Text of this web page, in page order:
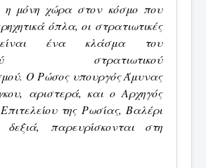
η μόνη χώρα στον κόσμο που
όπλα, οι στρατιωτικές
ένα κλάσμα του
στρατιωτικού
Ο Ρώσος υπουργός Άμυνας
αριστερά, και ο Αρχηγός
της Ρωσίας, Βαλέρι
δεξιά, παρευρίσκονται στη